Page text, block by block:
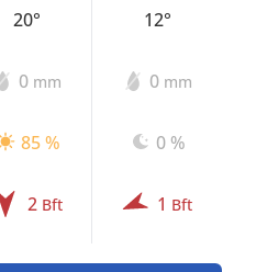
20°
0 mm
85 %
2 Bft
12°
0 mm
0 %
1 Bft